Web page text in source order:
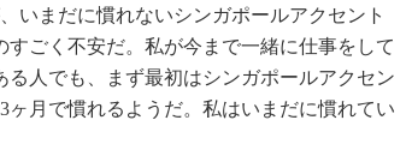
いまだに慣れないシンガポールアクセント
ごく不安だ。私が今まで一緒に仕事をして
人でも、まず最初はシンガポールアクセン
ヶ月で慣れるようだ。私はいまだに慣れてい